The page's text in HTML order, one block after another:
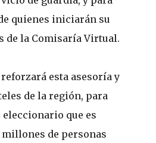
quienes iniciarán su
de la Comisaría Virtual.
esta asesoría y
de la región, para
que es
millones de personas